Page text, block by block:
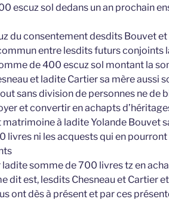
escuz sol dedans un an prochain
du consentement desdits Bouvet
entre lesdits futurs conjoints
de 400 escuz sol montant la
et ladite Cartier sa mère aussi
sans division de personnes ne de
et convertir en achapts
à ladite Yolande Bouvet
livres ni les acquests qui en
somme de 700 livres tz en
dit est, lesdits Chesneau et Cartier
ont dès à présent et par ces